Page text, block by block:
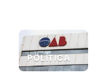
POLÍTICA